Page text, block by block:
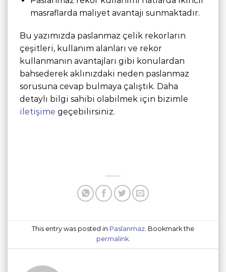
masraflarda maliyet avantajı sunmaktadır.
Bu yazımızda paslanmaz çelik rekorların
çeşitleri, kullanım alanları ve rekor
kullanmanın avantajları gibi konulardan
bahsederek aklınızdaki neden paslanmaz
sorusuna cevap bulmaya çalıştık. Daha
detaylı bilgi sahibi olabilmek için bizimle
iletişime geçebilirsiniz.
This entry was posted in Paslanmaz. Bookmark the
permalink.